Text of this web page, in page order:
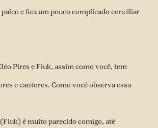
e fica um pouco complicado conciliar
Pires e Fiuk, assim como você, tem
e cantores. Como você observa essa
é muito parecido comigo, até